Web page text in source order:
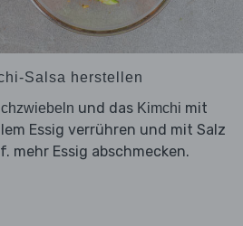
Salsa herstellen
und das Kimchi mit
Essig verrühren und mit Salz
mehr Essig abschmecken.